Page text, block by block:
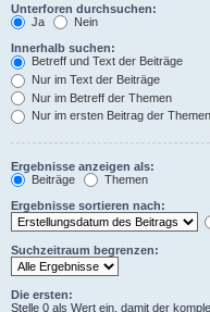
Unterforen durchsuchen:
Ja
Nein
Innerhalb suchen:
Betreff und Text der Beiträge
Nur im Text der Beiträge
Nur im Betreff der Themen
Nur im ersten Beitrag der Themen
Ergebnisse anzeigen als:
Beiträge
Themen
Ergebnisse sortieren nach:
Suchzeitraum begrenzen:
Die ersten:
Stelle 0 als Wert ein, damit der